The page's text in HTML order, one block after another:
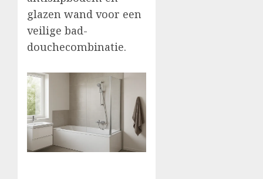
glazen wand voor een
veilige bad-
douchecombinatie.